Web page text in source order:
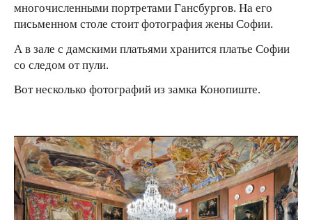
многочисленными портретами Гансбургов. На его
письменном столе стоит фотография жены Софии.
А в зале с дамскими платьями хранится платье Софии
со следом от пули.
Вот несколько фотографий из замка Конопиште.